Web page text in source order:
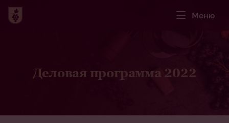
Меню
Деловая программа 2022